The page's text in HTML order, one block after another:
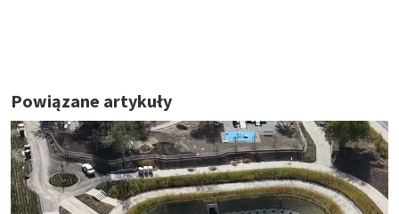
Powiązane artykuły